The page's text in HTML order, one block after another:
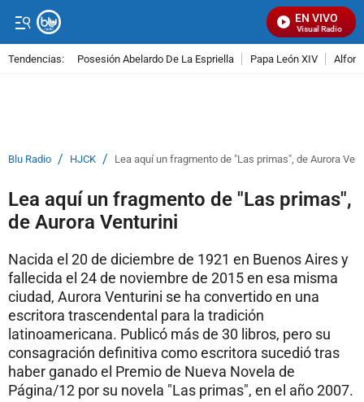
EN VIVO
Señal Visual Radio
Tendencias: Posesión Abelardo De La Espriella Papa León XIV
Blu Radio / HJCK / Lea aquí un fragmento de "Las primas", de Aurora
Lea aquí un fragmento de "Las primas",
de Aurora Venturini
Nacida el 20 de diciembre de 1921 en Buenos Aires y
fallecida el 24 de noviembre de 2015 en esa misma
ciudad, Aurora Venturini se ha convertido en una
escritora trascendental para la tradición
latinoamericana. Publicó más de 30 libros, pero su
consagración definitiva como escritora sucedió tras
haber ganado el Premio de Nueva Novela de
Página/12 por su novela "Las primas", en el año 2007.